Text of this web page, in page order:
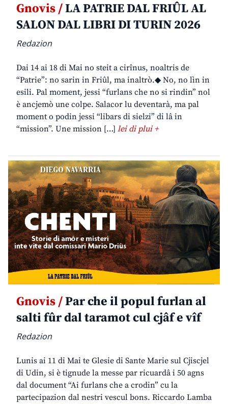
Gnovis /LA PATRIE DAL FRIÛL AL
SALON DAL LIBRI DI TURIN 2026
Redazion
Dai 14 ai 18 di Mai no steit a cirînus, noaltris de
“Patrie”: no sarin in Friûl, ma inaltrò.◆ No, no lìn in
esili. Pal moment, jessi “furlans che no si rindin” nol
è ancjemò une colpe. Salacor lu deventarà, ma pal
moment o podin jessi “libars di sielzi” di lâ in
“mission”. Une mission […] lei di plui +
Gnovis /Par che il popul furlan al
salti fûr dal taramot cul cjâf e vîf
Redazion
Lunis ai 11 di Mai te Glesie di Sante Marie sul Cjiscjel
di Udin, si è tignude la messe par ricuardâ i 50 agns
dal document “Ai furlans che a crodin” cu la
partecipazion dal nestri vescul bons. Riccardo Lamba